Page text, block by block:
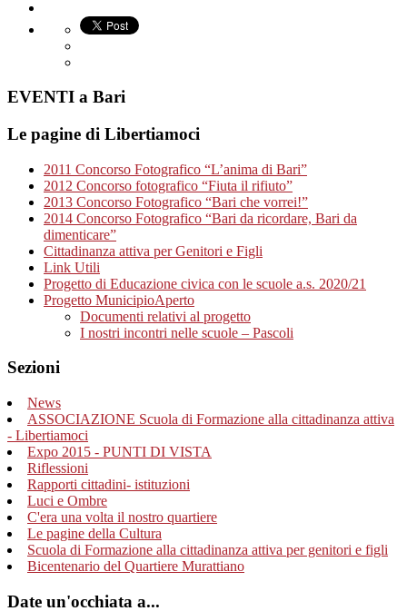
EVENTI a Bari
Le pagine di Libertiamoci
2011 Concorso Fotografico “L’anima di Bari”
2012 Concorso fotografico “Fiuta il rifiuto”
2013 Concorso Fotografico “Bari che vorrei!”
2014 Concorso Fotografico “Bari da ricordare, Bari da
dimenticare”
Cittadinanza attiva per Genitori e Figli
Link Utili
Progetto di Educazione civica con le scuole a.s. 2020/21
Progetto MunicipioAperto
Documenti relativi al progetto
I nostri incontri nelle scuole – Pascoli
Sezioni
News
ASSOCIAZIONE Scuola di Formazione alla cittadinanza attiva
- Libertiamoci
Expo 2015 - PUNTI DI VISTA
Riflessioni
Rapporti cittadini- istituzioni
Luci e Ombre
C'era una volta il nostro quartiere
Le pagine della Cultura
Scuola di Formazione alla cittadinanza attiva per genitori e figli
Bicentenario del Quartiere Murattiano
Date un'occhiata a...